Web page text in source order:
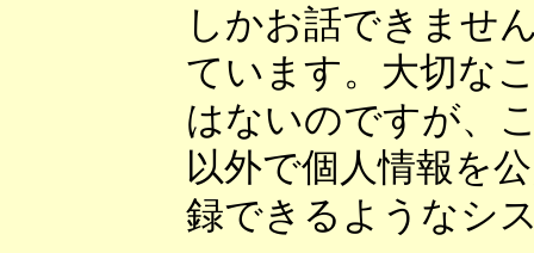
しかお話できませ
ています。大切な
はないのですが、
以外で個人情報を
録できるようなシ